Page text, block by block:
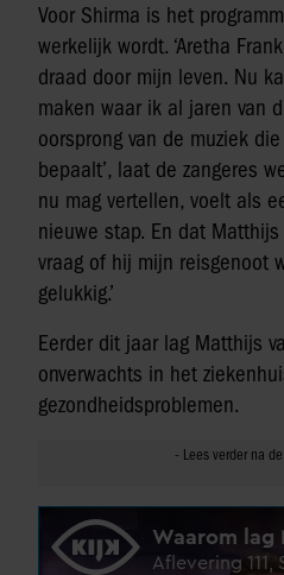
Voor Shirma is het
werkelijk wordt. ‘Aretha
draad door mijn leven. Nu
maken waar ik al jaren van
oorsprong van de muziek
bepaalt’, laat de zangeres
nu mag vertellen, voelt als
nieuwe stap. En dat
vraag of hij mijn reisgenoot
gelukkig.’
Eerder dit jaar lag Matthijs
onverwachts in het
gezondheidsproblemen.